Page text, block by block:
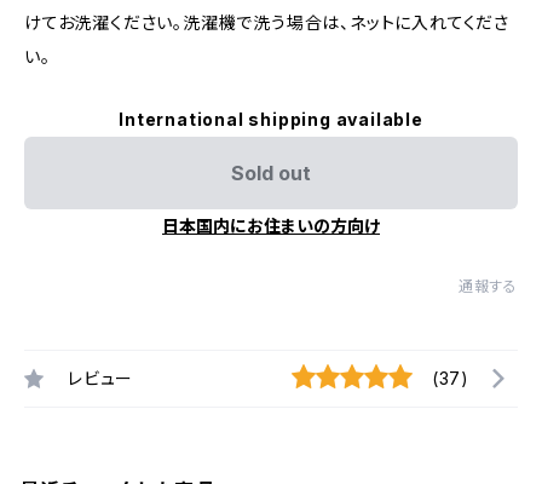
けてお洗濯ください。洗濯機で洗う場合は、ネットに入れてくださ
い。
International shipping available
Sold out
日本国内にお住まいの方向け
通報する
レビュー (37)